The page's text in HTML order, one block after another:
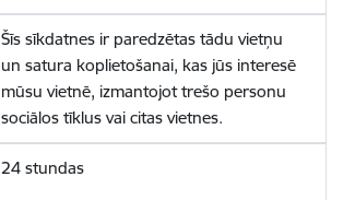
Šīs sīkdatnes ir paredzētas tādu vietņu
un satura koplietošanai, kas jūs interesē
mūsu vietnē, izmantojot trešo personu
sociālos tīklus vai citas vietnes.
24 stundas